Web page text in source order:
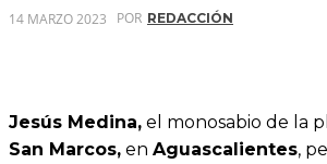
14 MARZO 2023 POR REDACCIÓN
Jesús Medina, el monosabio de la
San Marcos, en Aguascalientes,